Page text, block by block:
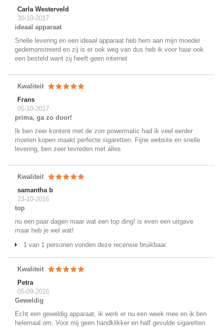
Carla Westerveld
30-10-2017
ideaal apparaat
Snelle levering en een ideaal apparaat heb hem aan mijn moeder
gedemonstreerd en zij is er ook weg van dus heb ik voor haar ook
een besteld want zij heeft geen internet
Kwaliteit
Frans
05-10-2017
prima, ga zo door!
Ik ben zeer kontent met de zorr powermatic had ik veel eerder
moeten kopen maakt perfecte sigaretten. Fijne website en snelle
levering, ben zeer tevreden met álles
Kwaliteit
samantha b
23-10-2016
top
nu een paar dagen maar wat een top ding! is even een uitgave
maar heb je wel wat!
1 van 1 personen vonden deze recensie bruikbaar.
Kwaliteit
Petra
05-09-2016
Geweldig
Echt een geweldig apparaat, ik werk er nu een week mee en ik ben
helemaal om. Voor mij geen handklikker en half gevulde sigaretten